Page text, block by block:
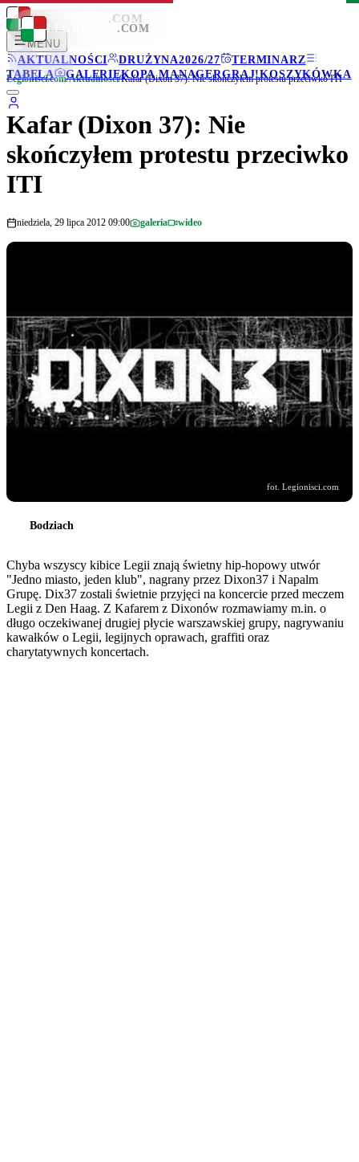
LEGIONISCI .COM
MENU
AKTUALNOŚCI
DRUŻYNA2026/27
TERMINARZ
TABELA
GALERIEKOPA MANAGERGRAJ!KOSZYKÓWKA
LEGIONISCI .COM
Legionisci.com/Aktualności/Kafar (Dixon 37): Nie skończyłem protestu przeciwko ITI
Kafar (Dixon 37): Nie
skończyłem protestu przeciwko
ITI
niedziela, 29 lipca 2012 09:00 galeria wideo
fot. Legionisci.com
Bodziach
Chyba wszyscy kibice Legii znają świetny hip-hopowy utwór
"Jedno miasto, jeden klub", nagrany przez Dixon37 i Napalm
Grupę. Dix37 zostali świetnie przyjęci na koncercie przed meczem
Legii z Den Haag. Z Kafarem z Dixonów rozmawiamy m.in. o
długo oczekiwanej drugiej płycie warszawskiej grupy, nagrywaniu
kawałków o Legii, legijnych oprawach, graffiti oraz
charytatywnych koncertach.